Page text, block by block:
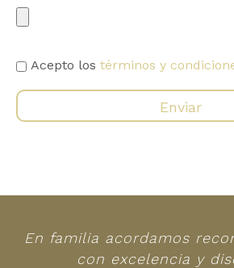
Acepto los términos y
En familia acordamos
con excelencia y